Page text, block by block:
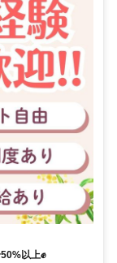
以上✊